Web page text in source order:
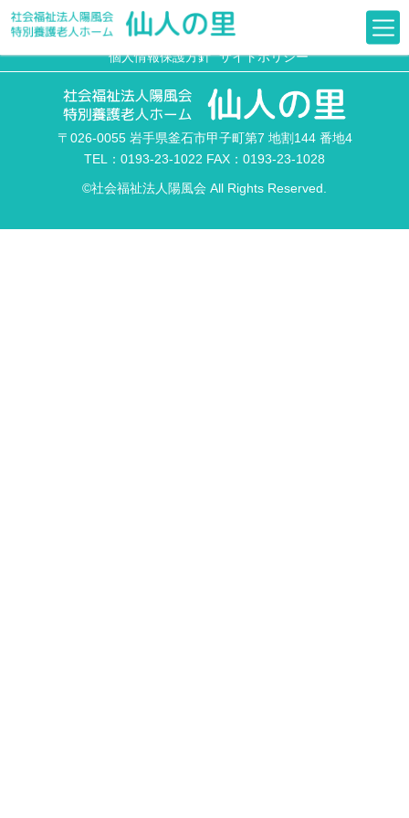
デイサービスセンター便り 38号 (令和７年４
月発行)
個人情報保護方針 サイトポリシー
〒026-0055 岩手県釜石市甲子町第7 地割144 番地4
TEL：0193-23-1022 FAX：0193-23-1028
©社会福祉法人陽風会 All Rights Reserved.